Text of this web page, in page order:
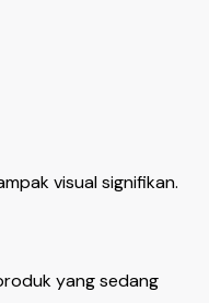
visual signifikan.
yang sedang